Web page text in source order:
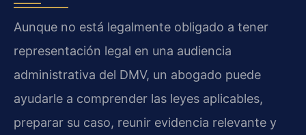
Aunque no está legalmente obligado a tener
representación legal en una audiencia
administrativa del DMV, un abogado puede
ayudarle a comprender las leyes aplicables,
preparar su caso, reunir evidencia relevante y